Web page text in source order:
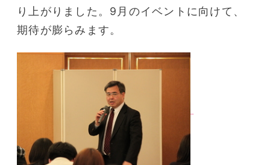
り上がりました。9月のイベントに向けて、
期待が膨らみます。